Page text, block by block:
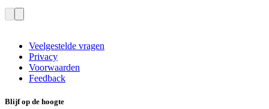
Veelgestelde vragen
Privacy
Voorwaarden
Feedback
Blijf op de hoogte